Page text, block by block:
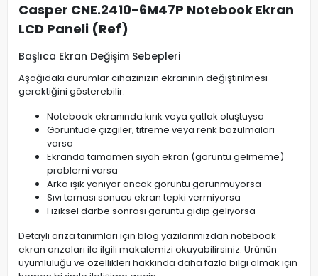
Casper CNE.2410-6M47P Notebook Ekran
LCD Paneli (Ref)
Başlıca Ekran Değişim Sebepleri
Aşağıdaki durumlar cihazınızın ekranının değiştirilmesi
gerektiğini gösterebilir:
Notebook ekranında kırık veya çatlak oluştuysa
Görüntüde çizgiler, titreme veya renk bozulmaları
varsa
Ekranda tamamen siyah ekran (görüntü gelmeme)
problemi varsa
Arka ışık yanıyor ancak görüntü görünmüyorsa
Sıvı teması sonucu ekran tepki vermiyorsa
Fiziksel darbe sonrası görüntü gidip geliyorsa
Detaylı arıza tanımları için blog yazılarımızdan notebook
ekran arızaları ile ilgili makalemizi okuyabilirsiniz. Ürünün
uyumluluğu ve özellikleri hakkında daha fazla bilgi almak için